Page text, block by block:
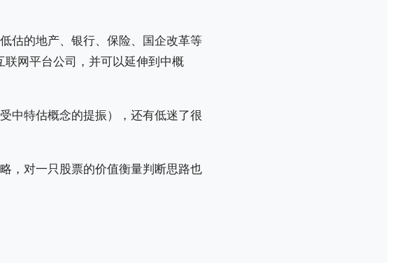
估的地产、银行、保险、国企改革等
网平台公司，并可以延伸到中概
中特估概念的提振），还有低迷了很
，对一只股票的价值衡量判断思路也